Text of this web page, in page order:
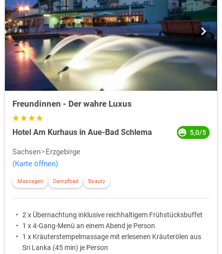
Freundinnen - Der wahre Luxus
Hotel Am Kurhaus in Aue-Bad Schlema 5,0/5
Sachsen
Erzgebirge
(Karte öffnen)
Massagen Dampfbad Beauty
2 x Übernachtung inklusive reichhaltigem Frühstücksbuffet
1 x 4-Gang-Menü an einem Abend je Person
1 x Kräuterstempelmassage mit erlesenen Kräuterölen aus
Sri Lanka (45 min) je Person